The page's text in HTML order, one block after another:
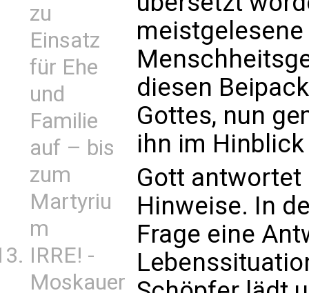
zu
Einsatz
für Ehe
und
Familie
auf – bis
zum
Martyriu
m
IRRE! -
Moskauer
diesen
Gottes, nun
ihn im
Gott antwortet
Hinweise. In
Frage eine